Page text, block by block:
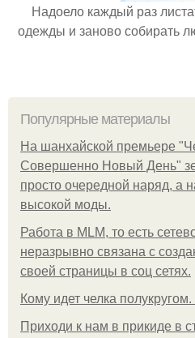
Надоело каждый раз
одежды и заново собирать
Популярные материалы
На шанхайской премьере
Совершенно Новый День"
просто очередной наряд, а
высокой моды.
Работа в MLM, то есть
неразрывно связана с
своей страницы в соц сетях.
Кому идет челка
Приходи к нам в прикиде в